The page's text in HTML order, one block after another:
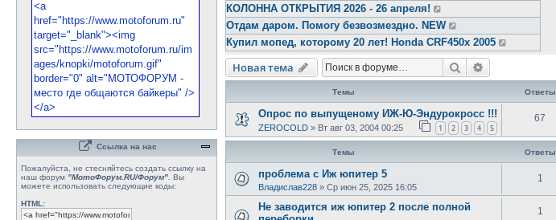
КОЛОННА ОТКРЫТИЯ 2026 - 26 апреля!
Отдам даром. Помогу безвозмездно. NEW
Купил мопед, которому 20 лет! Honda CRF450x 2005
Новая тема Поиск
Темы Ответы
Опрос по выпущеному ИЖ-Ю-Эндурокросс !!!
ZEROCOLD » Вт авг 03, 2004 00:25 1 2 3 4 5
67
Темы Ответы
проблема с Иж юпитер 5
Владислав228 » Ср июн 25, 2025 16:05
1
Не заводится иж юпитер 2 после полной
1
Ссылка на нас
Пожалуйста, не стесняйтесь создать ссылку на
наш форум "МотоФорум.RU/Форум" . Вы
можете использовать следующие коды:
HTML: